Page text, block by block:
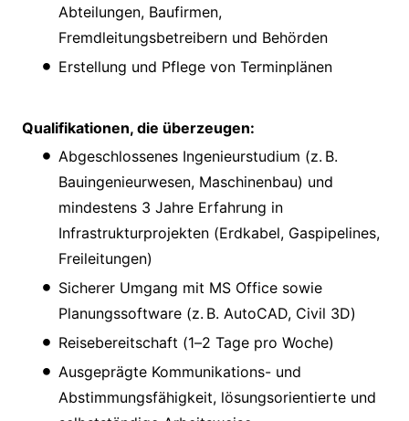
Abteilungen, Baufirmen,
Fremdleitungsbetreibern und Behörden
Erstellung und Pflege von Terminplänen
Qualifikationen, die überzeugen:
Abgeschlossenes Ingenieurstudium (z. B.
Bauingenieurwesen, Maschinenbau) und
mindestens 3 Jahre Erfahrung in
Infrastrukturprojekten (Erdkabel, Gaspipelines,
Freileitungen)
Sicherer Umgang mit MS Office sowie
Planungssoftware (z. B. AutoCAD, Civil 3D)
Reisebereitschaft (1–2 Tage pro Woche)
Ausgeprägte Kommunikations- und
Abstimmungsfähigkeit, lösungsorientierte und